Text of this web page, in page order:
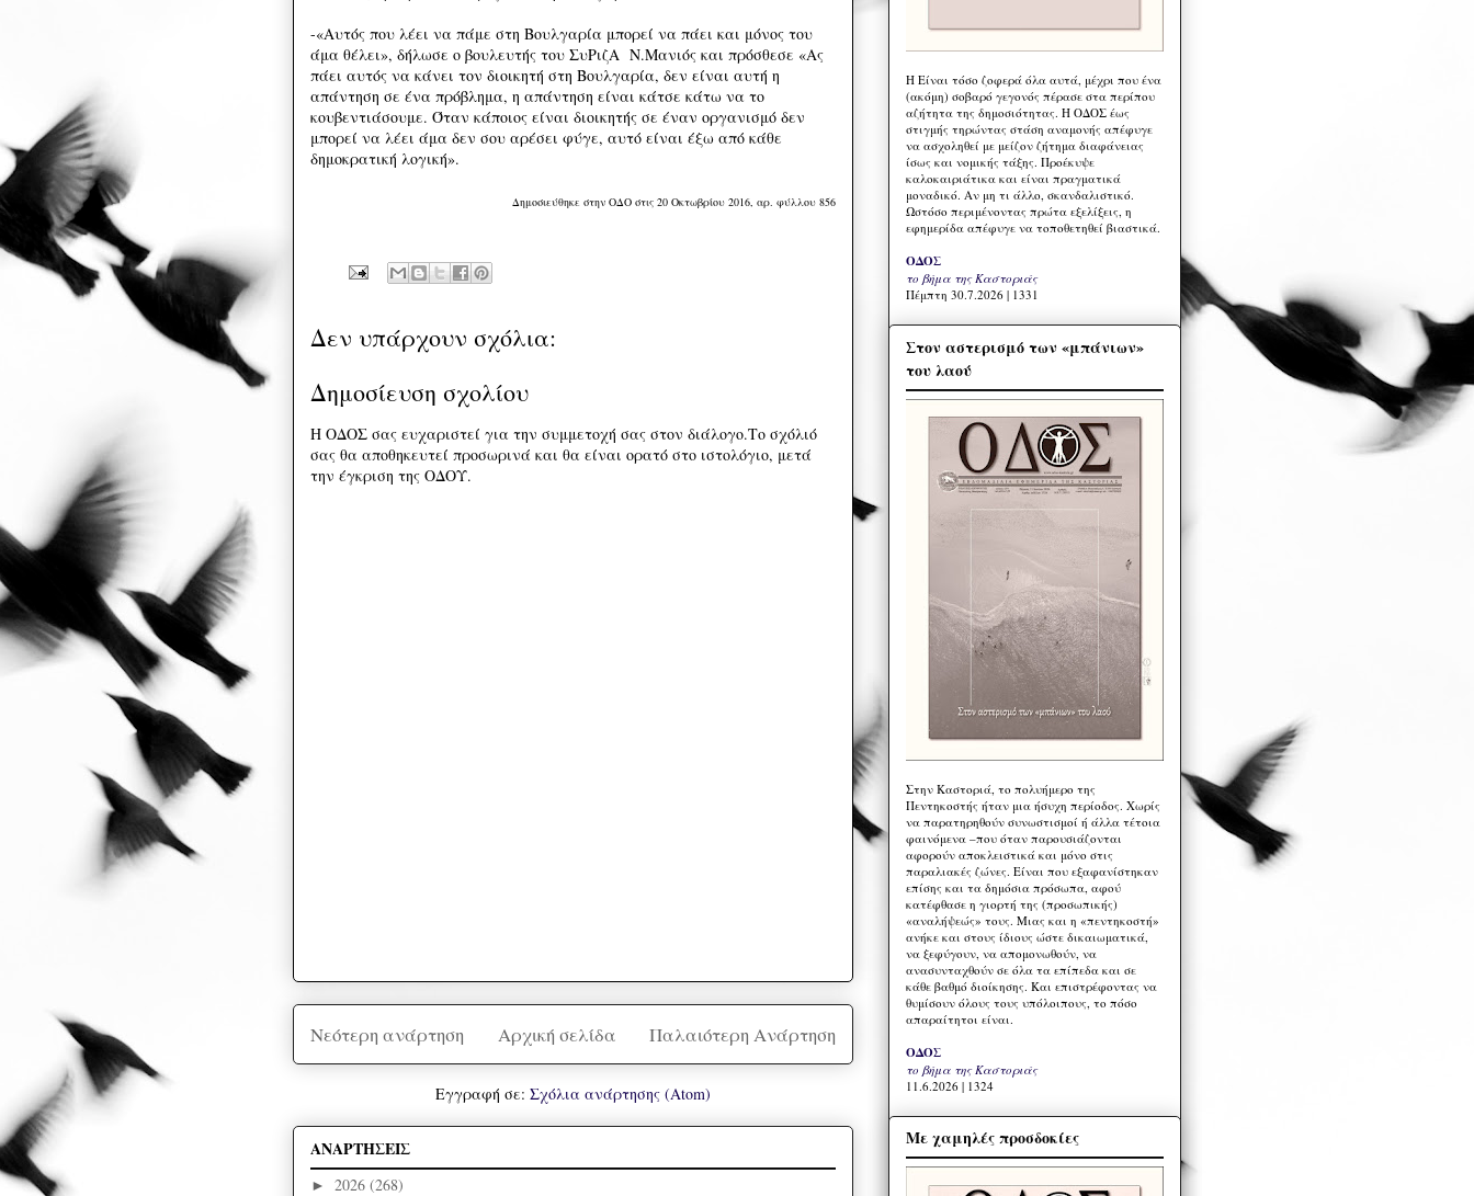
-«Αυτός που λέει να πάμε στη Βουλγαρία μπορεί να πάει και μόνος του
άμα θέλει», δήλωσε ο βουλευτής του ΣυΡιζΑ Ν.Μανιός και πρόσθεσε «Ας
πάει αυτός να κάνει τον διοικητή στη Βουλγαρία, δεν είναι αυτή η
απάντηση σε ένα πρόβλημα, η απάντηση είναι κάτσε κάτω να το
κουβεντιάσουμε. Όταν κάποιος είναι διοικητής σε έναν οργανισμό δεν
μπορεί να λέει άμα δεν σου αρέσει φύγε, αυτό είναι έξω από κάθε
δημοκρατική λογική».
Δημοσιεύθηκε στην ΟΔΟ στις 20 Οκτωβρίου 2016, αρ. φύλλου 856
Δεν υπάρχουν σχόλια:
Δημοσίευση σχολίου
Η ΟΔΟΣ σας ευχαριστεί για την συμμετοχή σας στον διάλογο.Το σχόλιό
σας θα αποθηκευτεί προσωρινά και θα είναι ορατό στο ιστολόγιο, μετά
την έγκριση της ΟΔΟΥ.
Νεότερη ανάρτηση Παλαιότερη Ανάρτηση
Αρχική σελίδα
Εγγραφή σε: Σχόλια ανάρτησης (Atom)
ΑΝΑΡΤΗΣΕΙΣ
► 2026 (268)
Η Eίναι τόσο ζοφερά όλα αυτά, μέχρι που ένα
(ακόμη) σοβαρό γεγονός πέρασε στα περίπου
αζήτητα της δημοσιότητας. Η ΟΔΟΣ έως
στιγμής τηρώντας στάση αναμονής απέφυγε
να ασχοληθεί με μείζον ζήτημα διαφάνειας
ίσως και νομικής τάξης. Προέκυψε
καλοκαιριάτικα και είναι πραγματικά
μοναδικό. Αν μη τι άλλο, σκανδαλιστικό.
Ωστόσο περιμένοντας πρώτα εξελίξεις, η
εφημερίδα απέφυγε να τοποθετηθεί βιαστικά.
ΟΔΟΣ
το βήμα της Καστοριάς
Πέμπτη 30.7.2026 | 1331
Στον αστερισμό των «μπάνιων»
του λαού
Στην Καστοριά, το πολυήμερο της
Πεντηκοστής ήταν μια ήσυχη περίοδος. Χωρίς
να παρατηρηθούν συνωστισμοί ή άλλα τέτοια
φαινόμενα –που όταν παρουσιάζονται
αφορούν αποκλειστικά και μόνο στις
παραλιακές ζώνες. Είναι που εξαφανίστηκαν
επίσης και τα δημόσια πρόσωπα, αφού
κατέφθασε η γιορτή της (προσωπικής)
«αναλήψεώς» τους. Μιας και η «πεντηκοστή»
ανήκε και στους ίδιους ώστε δικαιωματικά,
να ξεφύγουν, να απομονωθούν, να
ανασυνταχθούν σε όλα τα επίπεδα και σε
κάθε βαθμό διοίκησης. Και επιστρέφοντας να
θυμίσουν όλους τους υπόλοιπους, το πόσο
απαραίτητοι είναι.
ΟΔΟΣ
το βήμα της Καστοριάς
11.6.2026 | 1324
Με χαμηλές προσδοκίες